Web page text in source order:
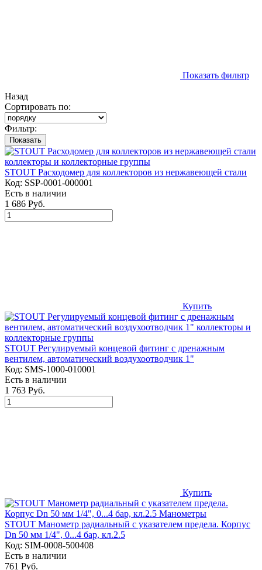
Показать фильтр
Назад
Сортировать по:
Фильтр:
Показать
STOUT Расходомер для коллекторов из нержавеющей стали
Код: SSP-0001-000001
Есть в наличии
1 686 Руб.
Купить
STOUT Регулируемый концевой фитинг с дренажным
вентилем, автоматический воздухоотводчик 1"
Код: SMS-1000-010001
Есть в наличии
1 763 Руб.
Купить
STOUT Манометр радиальный с указателем предела. Корпус
Dn 50 мм 1/4", 0...4 бар, кл.2.5
Код: SIM-0008-500408
Есть в наличии
761 Руб.